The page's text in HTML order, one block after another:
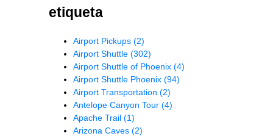
etiqueta
Airport Pickups (2)
Airport Shuttle (302)
Airport Shuttle of Phoenix (4)
Airport Shuttle Phoenix (94)
Airport Transportation (2)
Antelope Canyon Tour (4)
Apache Trail (1)
Arizona Caves (2)